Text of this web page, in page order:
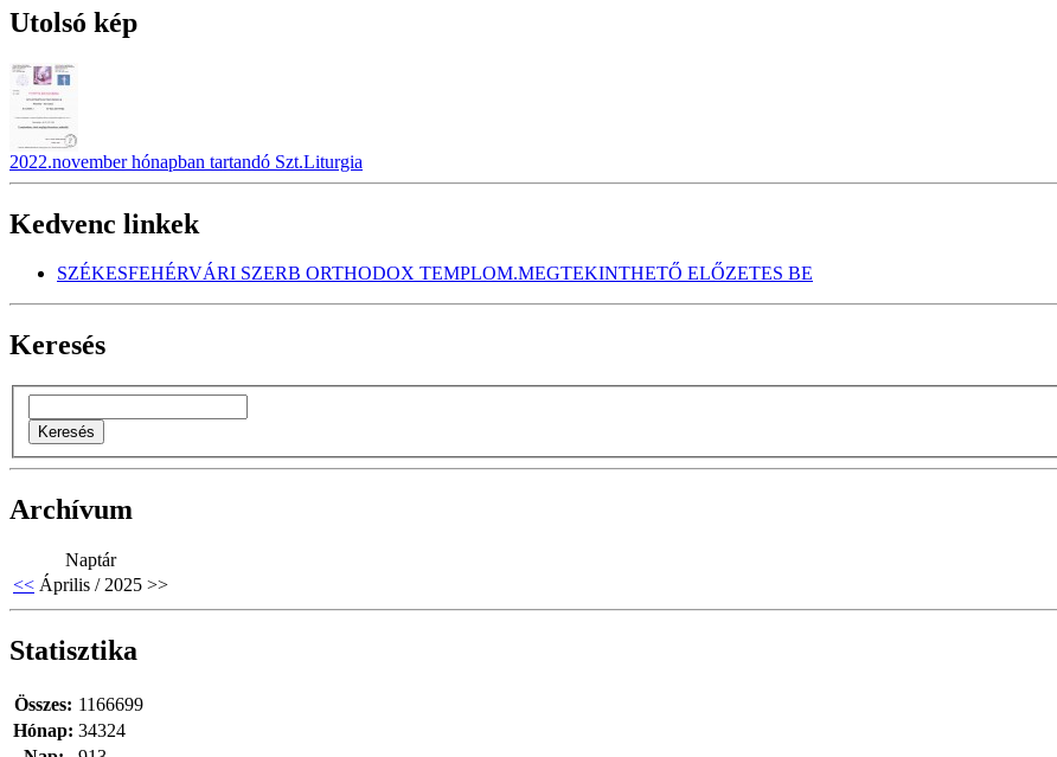
Utolsó kép
2022.november hónapban tartandó Szt.Liturgia
Kedvenc linkek
SZÉKESFEHÉRVÁRI SZERB ORTHODOX TEMPLOM.MEGTEKINTHETŐ ELŐZETES BE
Keresés
Archívum
Naptár
<< Április / 2025 >>
Statisztika
Összes: 1166699
Hónap: 34324